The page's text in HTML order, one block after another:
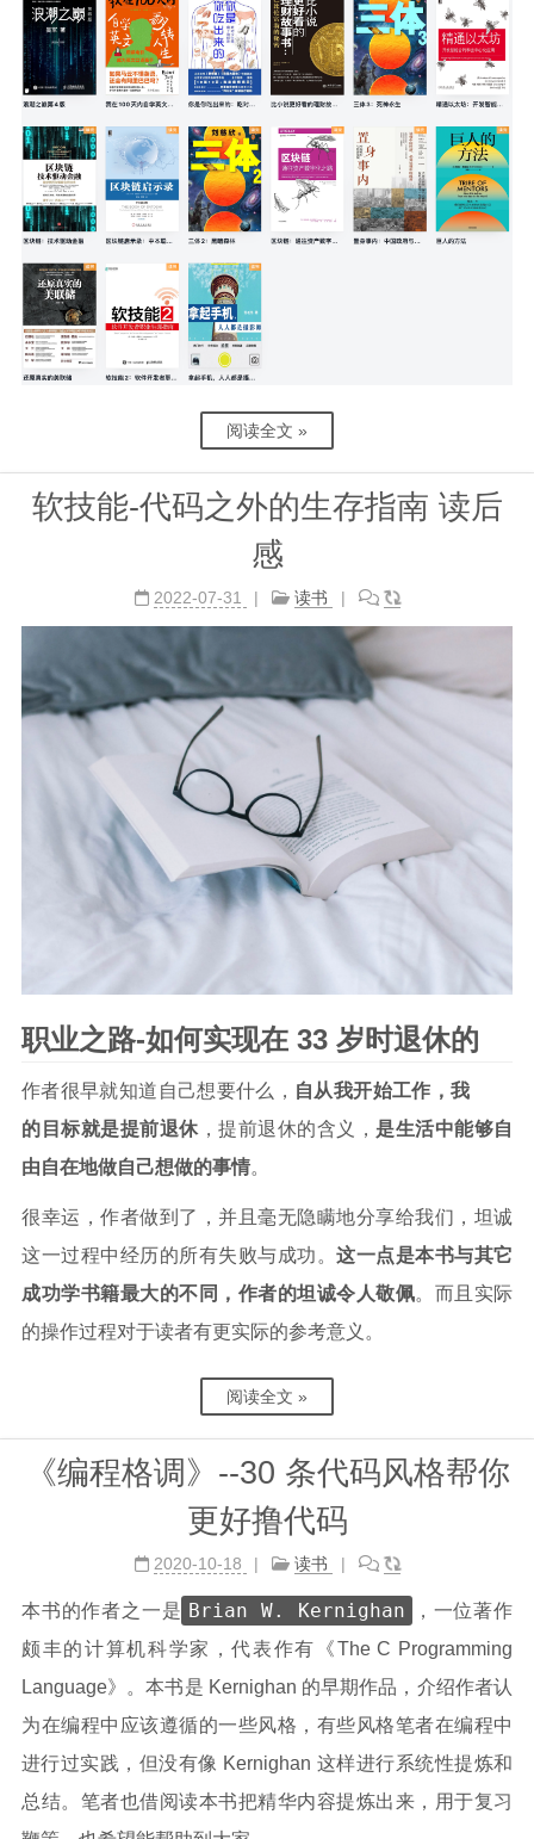
阅读全文 »
软技能-代码之外的生存指南 读后
感
2022-07-31 读书
职业之路-如何实现在 33 岁时退休的
作者很早就知道自己想要什么， 自从我开始工作，我
的目标就是提前退休，提前退休的含义， 是生活中能够自
由自在地做自己想做的事情。
很幸运，作者做到了，并且毫无隐瞒地分享给我们，坦诚
这一过程中经历的所有失败与成功。 这一点是本书与其它
成功学书籍最大的不同，作者的坦诚令人敬佩。而且实际
的操作过程对于读者有更实际的参考意义。
阅读全文 »
《编程格调》--30 条代码风格帮你
更好撸代码
2020-10-18 读书
本书的作者之一是 Brian W. Kernighan
，一位著作
颇丰的计算机科学家，代表作有《The C Programming
Language》。本书是 Kernighan 的早期作品，介绍作者认
为在编程中应该遵循的一些风格，有些风格笔者在编程中
进行过实践，但没有像 Kernighan 这样进行系统性提炼和
总结。笔者也借阅读本书把精华内容提炼出来，用于复习